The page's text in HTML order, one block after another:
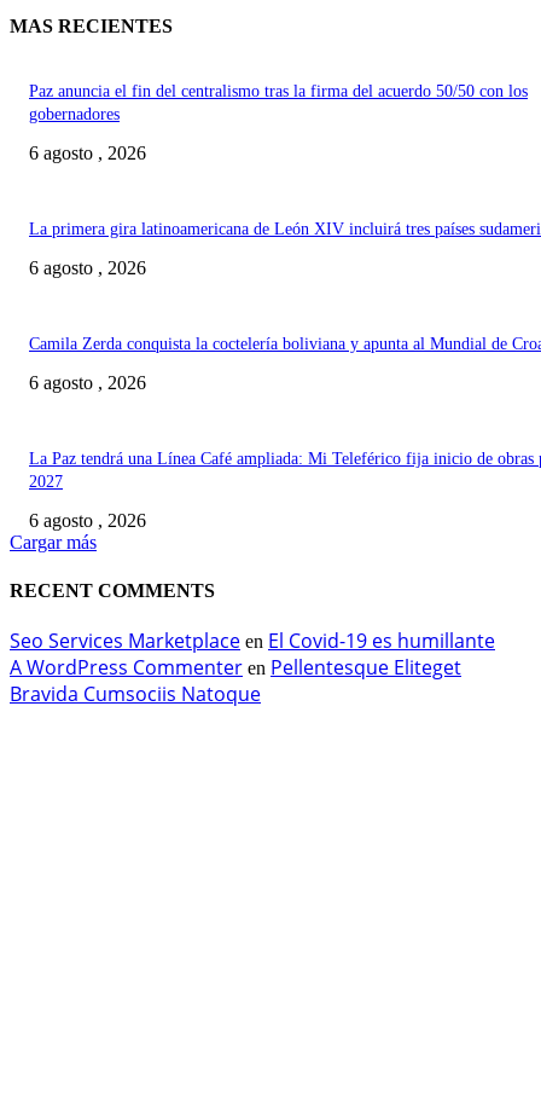
MAS RECIENTES
Paz anuncia el fin del centralismo tras la firma del acuerdo 50/50 con los
gobernadores
6 agosto , 2026
La primera gira latinoamericana de León XIV incluirá tres países
6 agosto , 2026
Camila Zerda conquista la coctelería boliviana y apunta al Mundial de
6 agosto , 2026
La Paz tendrá una Línea Café ampliada: Mi Teleférico fija inicio de obras
2027
6 agosto , 2026
Cargar más
RECENT COMMENTS
Seo Services Marketplace en El Covid-19 es humillante
A WordPress Commenter en Pellentesque Eliteget
Bravida Cumsociis Natoque